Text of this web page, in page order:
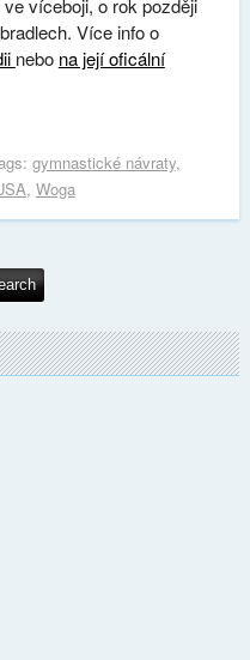
víceboji, o rok později
Více info o
nebo na její oficální
gymnastické návraty,
, Woga